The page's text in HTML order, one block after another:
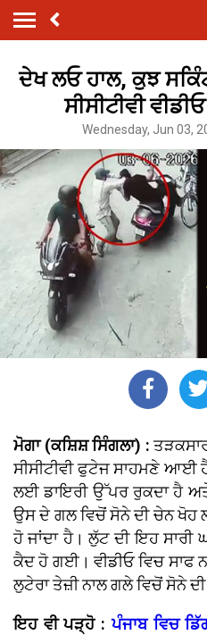
ਦੇਖ ਲਓ ਹਾਲ, ਕੁਝ
ਸੀਸੀਟੀਵੀ
Wednesday, Jun 03,
ਮੋਗਾ (ਕਸ਼ਿਸ਼ ਸਿੰਗਲਾ) :
ਸੀਸੀਟੀਵੀ ਫੁਟੇਜ ਸਾਹਮਣੇ ਆਈ
ਲਈ ਡਾਇਰੀ ਉੱਪਰ ਰੁਕਦਾ ਹੈ
ਉਸ ਦੇ ਗਲ ਵਿਚੋਂ ਸੋਨੇ ਦੀ ਚੇਨ ਖੋਹ
ਹੋ ਜਾਂਦਾ ਹੈ। ਲੁੱਟ ਦੀ ਇਹ ਸਾਰੀ
ਕੈਦ ਹੋ ਗਈ। ਵੀਡੀਓ ਵਿਚ ਸਾਫ
ਲੁਟੇਰਾ ਤੇਜ਼ੀ ਨਾਲ ਗਲੇ ਵਿਚੋਂ ਸੋਨੇ
ਇਹ ਵੀ ਪੜ੍ਹੋ :ਪੰਜਾਬ ਵਿਚ